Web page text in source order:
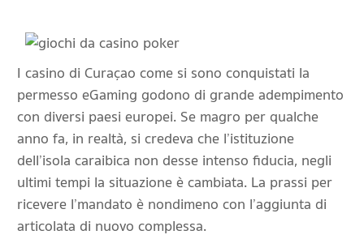
I casino di Curaçao come si sono conquistati la
permesso eGaming godono di grande adempimento
con diversi paesi europei. Se magro per qualche
anno fa, in realtà, si credeva che l’istituzione
dell’isola caraibica non desse intenso fiducia, negli
ultimi tempi la situazione è cambiata. La prassi per
ricevere l’mandato è nondimeno con l’aggiunta di
articolata di nuovo complessa.